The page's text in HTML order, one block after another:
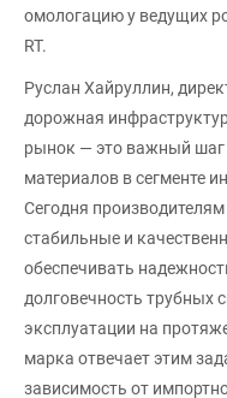
омологацию у ведущих
RT.
Руслан Хайруллин,
дорожная
рынок — это важный шаг
материалов в сегменте
Сегодня
стабильные и
обеспечивать
долговечность трубных
эксплуатации на
марка отвечает этим
зависимость от